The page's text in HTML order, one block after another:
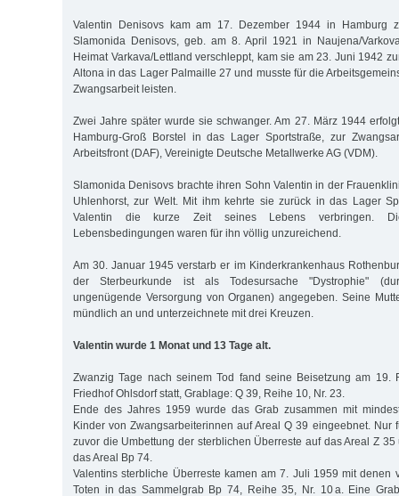
Valentin Denisovs kam am 17. Dezember 1944 in Hamburg
Slamonida Denisovs, geb. am 8. April 1921 in Naujena/
Heimat Varkava/Lettland verschleppt, kam sie am 23. Juni 1942
Altona in das Lager Palmaille 27 und musste für die
Zwangsarbeit leisten.
Zwei Jahre später wurde sie schwanger. Am 27. März 1944
Hamburg-Groß Borstel in das Lager Sportstraße, zur
Arbeitsfront (DAF), Vereinigte Deutsche Metallwerke AG (VDM).
Slamonida Denisovs brachte ihren Sohn Valentin in der
Uhlenhorst, zur Welt. Mit ihm kehrte sie zurück in das Lager
Valentin die kurze Zeit seines Lebens verbringen.
Lebensbedingungen waren für ihn völlig unzureichend.
Am 30. Januar 1945 verstarb er im Kinderkrankenhaus
der Sterbeurkunde ist als Todesursache "Dystrophie"
ungenügende Versorgung von Organen) angegeben. Seine
mündlich an und unterzeichnete mit drei Kreuzen.
Valentin wurde 1 Monat und 13 Tage alt.
Zwanzig Tage nach seinem Tod fand seine Beisetzung am 19.
Friedhof Ohlsdorf statt, Grablage: Q 39, Reihe 10, Nr. 23.
Ende des Jahres 1959 wurde das Grab zusammen mit
Kinder von Zwangsarbeiterinnen auf Areal Q 39 eingeebnet. Nur
zuvor die Umbettung der sterblichen Überreste auf das Areal Z
das Areal Bp 74.
Valentins sterbliche Überreste kamen am 7. Juli 1959 mit denen
Toten in das Sammelgrab Bp 74, Reihe 35, Nr. 10 a. Eine